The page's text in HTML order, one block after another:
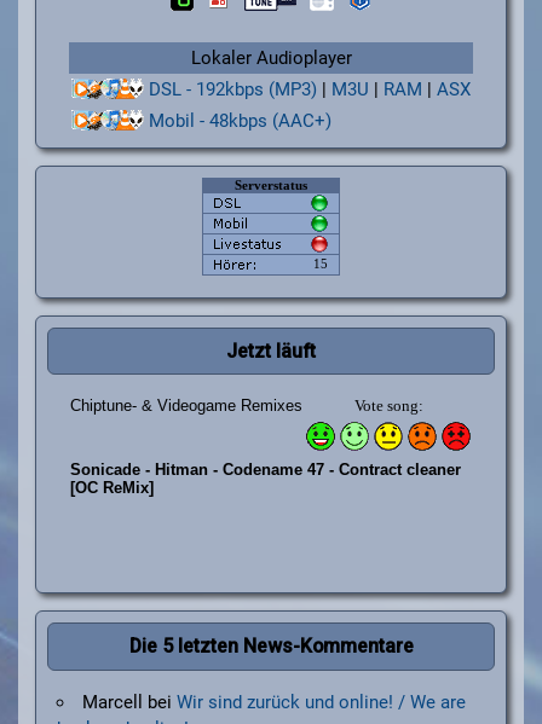
Lokaler Audioplayer
DSL - 192kbps (MP3) | M3U | RAM | ASX
Mobil - 48kbps (AAC+)
Jetzt läuft
Die 5 letzten News-Kommentare
Marcell bei Wir sind zurück und online! / We are